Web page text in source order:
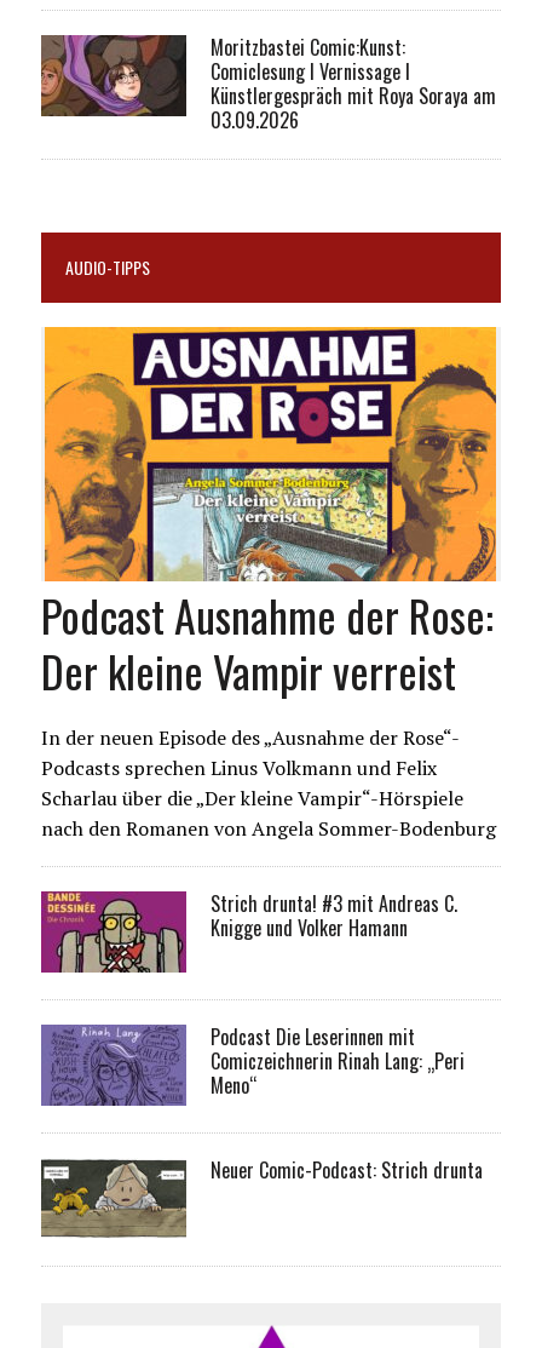
Moritzbastei Comic:Kunst:
Comiclesung I Vernissage I
Künstlergespräch mit Roya Soraya am
03.09.2026
AUDIO-TIPPS
Podcast Ausnahme der Rose:
Der kleine Vampir verreist
In der neuen Episode des „Ausnahme der Rose“-
Podcasts sprechen Linus Volkmann und Felix
Scharlau über die „Der kleine Vampir“-Hörspiele
nach den Romanen von Angela Sommer-Bodenburg
Strich drunta! #3 mit Andreas C.
Knigge und Volker Hamann
Podcast Die Leserinnen mit
Comiczeichnerin Rinah Lang: „Peri
Meno“
Neuer Comic-Podcast: Strich drunta